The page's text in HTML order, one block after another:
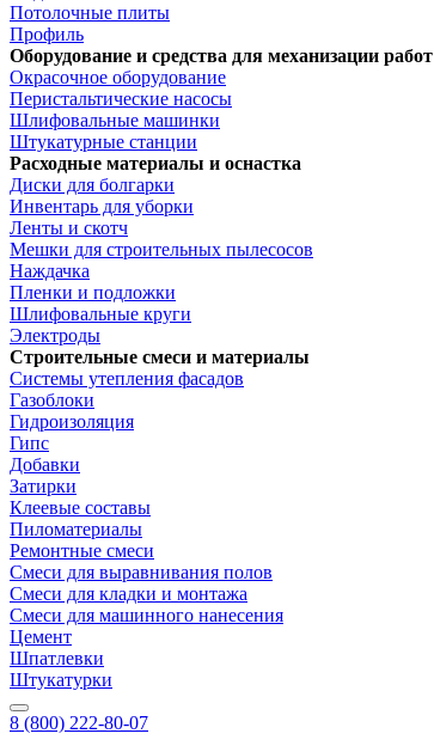
Потолочные плиты
Профиль
Оборудование и средства для механизации работ
Окрасочное оборудование
Перистальтические насосы
Шлифовальные машинки
Штукатурные станции
Расходные материалы и оснастка
Диски для болгарки
Инвентарь для уборки
Ленты и скотч
Мешки для строительных пылесосов
Наждачка
Пленки и подложки
Шлифовальные круги
Электроды
Строительные смеси и материалы
Системы утепления фасадов
Газоблоки
Гидроизоляция
Гипс
Добавки
Затирки
Клеевые составы
Пиломатериалы
Ремонтные смеси
Смеси для выравнивания полов
Смеси для кладки и монтажа
Смеси для машинного нанесения
Цемент
Шпатлевки
Штукатурки
8 (800) 222-80-07